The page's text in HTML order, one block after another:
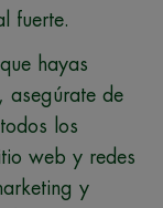
fuerte.
hayas
asegúrate de
los
web y redes
y